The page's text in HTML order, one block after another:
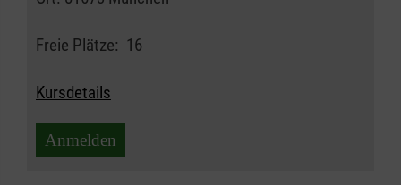
Freie Plätze: 16
Kursdetails
Anmelden